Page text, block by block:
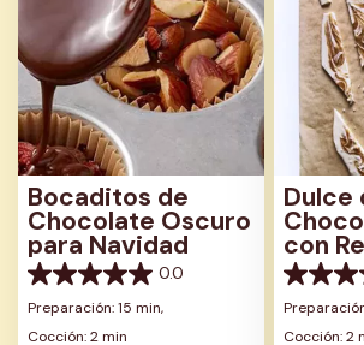
Bocaditos de
Chocolate Oscuro
para Navidad
0.0
0.0
de
5
Preparación: 15 min,
Cocción: 2 min
Dulce
con
0.0
de
5
Cocción: 2